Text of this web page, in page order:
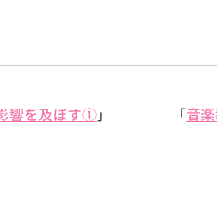
「音
響を及ぼす①」